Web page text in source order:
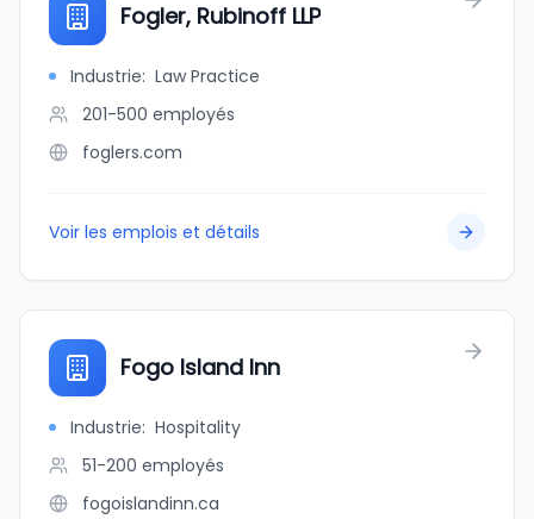
Fogler, Rubinoff LLP
Industrie: Law Practice
201-500 employés
foglers.com
Voir les emplois et détails
Fogo Island Inn
Industrie: Hospitality
51-200 employés
fogoislandinn.ca